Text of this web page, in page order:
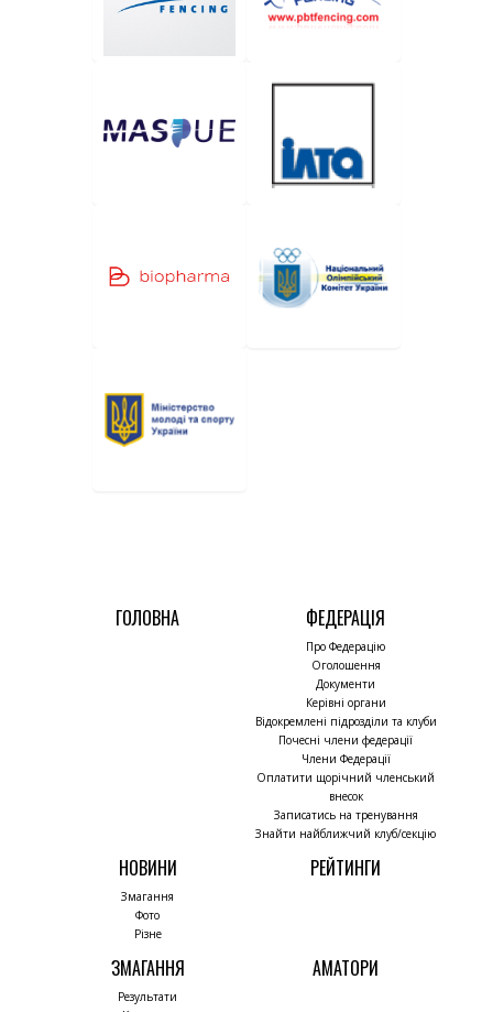
ГОЛОВНА ФЕДЕРАЦІЯ
Про Федерацію
Оголошення
Документи
Керівні органи
Відокремлені підрозділи та клуби
Почесні члени федерації
Члени Федерації
Оплатити щорічний членський
внесок
Записатись на тренування
Знайти найближчий клуб/секцію
НОВИНИ
Змагання
Фото
Різне
РЕЙТИНГИ
ЗМАГАННЯ
Результати
АМАТОРИ